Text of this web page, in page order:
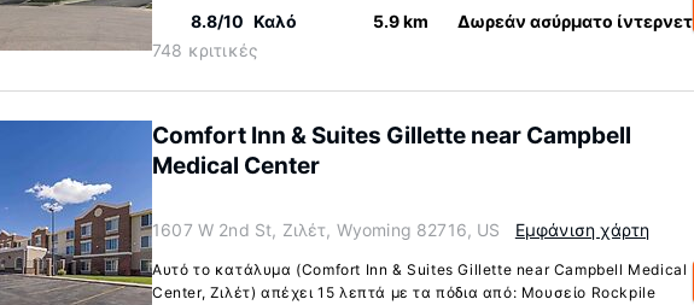
8.8/10 Καλό
748 κριτικές
5.9 km Δωρεάν ασύρματο ίντερνετ
Comfort Inn & Suites Gillette near Campbell
Medical Center
1607 W 2nd St, Ζιλέτ, Wyoming 82716, US Εμφάνιση χάρτη
Αυτό το κατάλυμα (Comfort Inn & Suites Gillette near Campbell Medical
Center, Ζιλέτ) απέχει 15 λεπτά με τα πόδια από: Μουσείο Rockpile